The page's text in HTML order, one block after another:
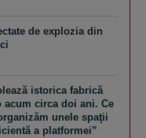
de explozia din
istorica fabrică
acum circa doi ani. Ce
unele spaţii
a platformei”